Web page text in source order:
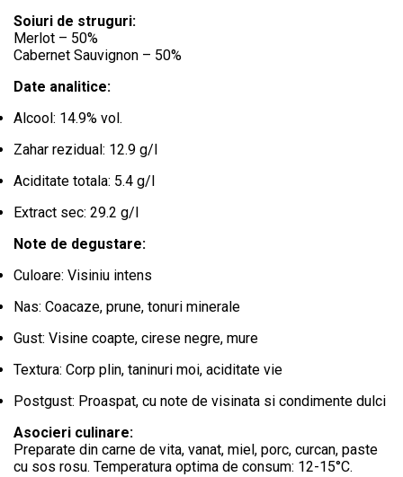
Soiuri de struguri:
Merlot – 50%
Cabernet Sauvignon – 50%
Date analitice:
Alcool: 14.9% vol.
Zahar rezidual: 12.9 g/l
Aciditate totala: 5.4 g/l
Extract sec: 29.2 g/l
Note de degustare:
Culoare: Visiniu intens
Nas: Coacaze, prune, tonuri minerale
Gust: Visine coapte, cirese negre, mure
Textura: Corp plin, taninuri moi, aciditate vie
Postgust: Proaspat, cu note de visinata si condimente dulci
Asocieri culinare:
Preparate din carne de vita, vanat, miel, porc, curcan, paste
cu sos rosu. Temperatura optima de consum: 12-15°C.